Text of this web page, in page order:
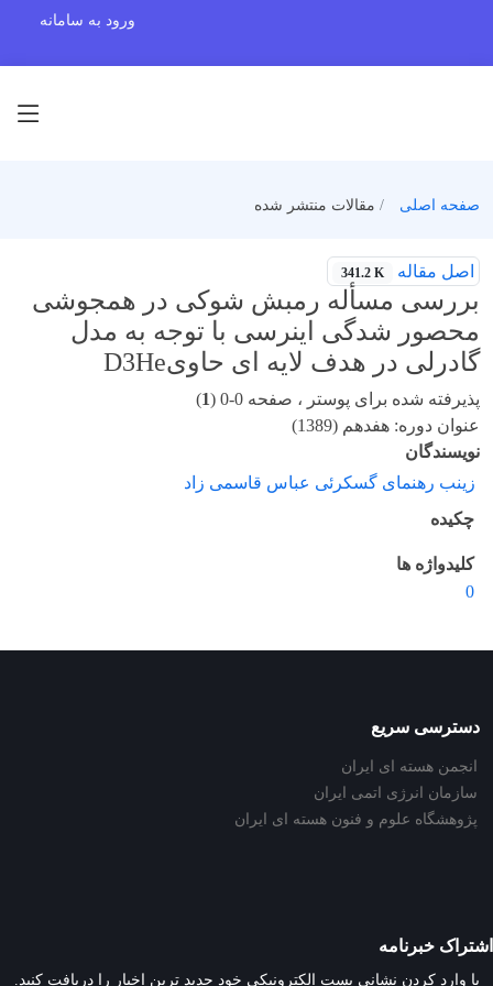
ورود به سامانه
صفحه اصلی مقالات منتشر شده
اصل مقاله 341.2 K
بررسی مسأله رمبش شوکی در همجوشی
محصور شدگی اینرسی با توجه به مدل
گادرلی در هدف لایه ای حاویD3He
پذیرفته شده برای پوستر ، صفحه 0-0 ( 1
)
عنوان دوره: هفدهم (1389)
نویسندگان
زینب رهنمای گسکرئی عباس قاسمی زاد
چکیده
کلیدواژه ها
0
دسترسی سریع
انجمن هسته ای ایران
سازمان انرژی اتمی ایران
پژوهشگاه علوم و فنون هسته ای ایران
اشتراک خبرنامه
با وارد کردن نشانی پست الکترونیکی خود جدید ترین اخبار را دریافت کنید.